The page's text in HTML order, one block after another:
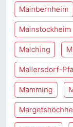
Mainbernheim
Mainstockheim
Malching
Mallersdorf-
Mamming